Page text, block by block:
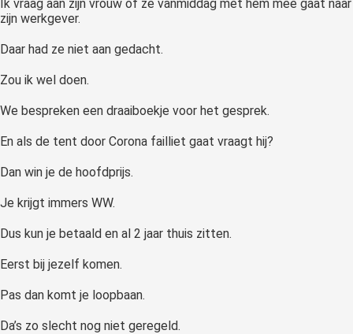
Ik vraag aan zijn vrouw of ze vanmiddag met hem mee gaat naar
zijn werkgever.
Daar had ze niet aan gedacht.
Zou ik wel doen.
We bespreken een draaiboekje voor het gesprek.
En als de tent door Corona failliet gaat vraagt hij?
Dan win je de hoofdprijs.
Je krijgt immers WW.
Dus kun je betaald en al 2 jaar thuis zitten.
Eerst bij jezelf komen.
Pas dan komt je loopbaan.
Da’s zo slecht nog niet geregeld.